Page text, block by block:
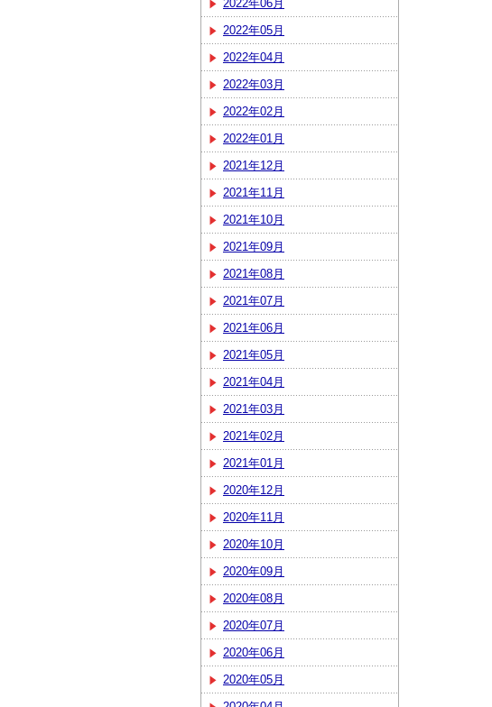
2022年06月
2022年05月
2022年04月
2022年03月
2022年02月
2022年01月
2021年12月
2021年11月
2021年10月
2021年09月
2021年08月
2021年07月
2021年06月
2021年05月
2021年04月
2021年03月
2021年02月
2021年01月
2020年12月
2020年11月
2020年10月
2020年09月
2020年08月
2020年07月
2020年06月
2020年05月